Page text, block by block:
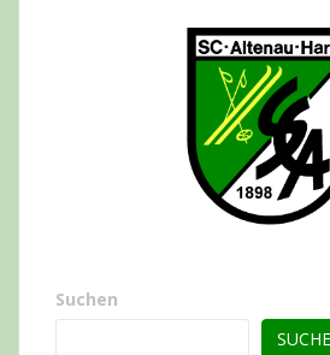
Suchen